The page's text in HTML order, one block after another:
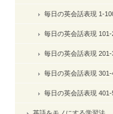
毎日の英会話表現 1-
毎日の英会話表現 101-
毎日の英会話表現 201-
毎日の英会話表現 301-
毎日の英会話表現 401-